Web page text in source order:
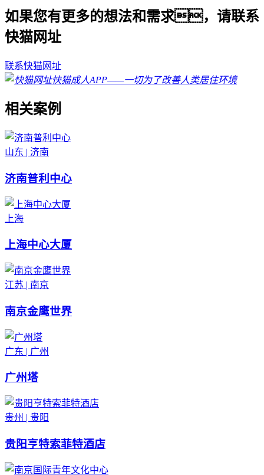
如果您有更多的想法和需求，请联系
快猫网址
联系快猫网址
相关案例
山东 | 济南
济南普利中心
上海
上海中心大厦
江苏 | 南京
南京金鹰世界
广东 | 广州
广州塔
贵州 | 贵阳
贵阳亨特索菲特酒店